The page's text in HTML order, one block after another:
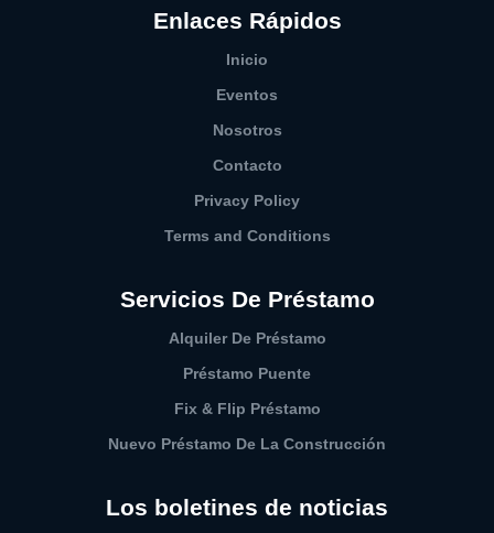
Enlaces Rápidos
Inicio
Eventos
Nosotros
Contacto
Privacy Policy
Terms and Conditions
Servicios De Préstamo
Alquiler De Préstamo
Préstamo Puente
Fix & Flip Préstamo
Nuevo Préstamo De La Construcción
Los boletines de noticias